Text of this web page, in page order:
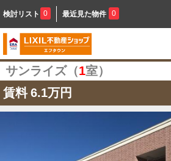
検討リスト 0 最近見た物件 0
サンライズ（1室）
賃料 6.1万円